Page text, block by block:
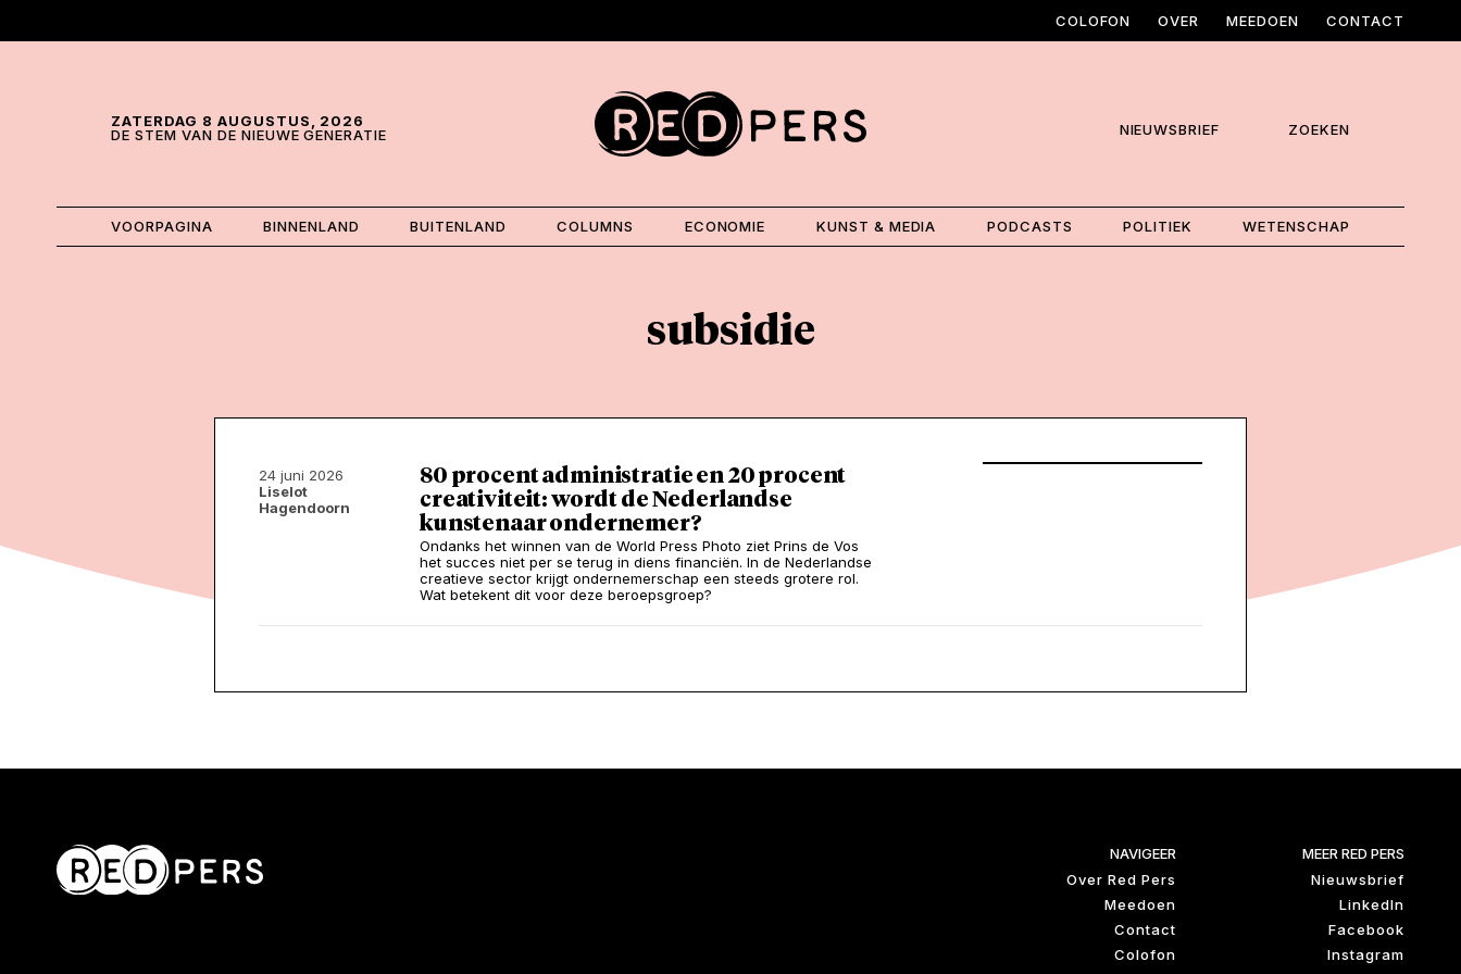
COLOFON OVER MEEDOEN CONTACT
ZATERDAG 8 AUGUSTUS, 2026
DE STEM VAN DE NIEUWE GENERATIE
NIEUWSBRIEF ZOEKEN
VOORPAGINA BINNENLAND BUITENLAND COLUMNS ECONOMIE KUNST & MEDIA PODCASTS POLITIEK WETENSCHAP
subsidie
24 juni 2026
Liselot
Hagendoorn
80 procent administratie en 20 procent
creativiteit: wordt de Nederlandse
kunstenaar ondernemer?
Ondanks het winnen van de World Press Photo ziet Prins de Vos
het succes niet per se terug in diens financiën. In de Nederlandse
creatieve sector krijgt ondernemerschap een steeds grotere rol.
Wat betekent dit voor deze beroepsgroep?
NAVIGEER
Over Red Pers
Meedoen
Contact
Colofon
MEER RED PERS
Nieuwsbrief
LinkedIn
Facebook
Instagram